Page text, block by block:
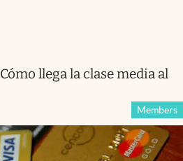
Cómo llega la clase media al
Members